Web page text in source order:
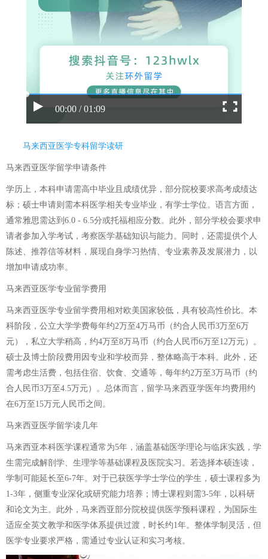
00:00 / 01:09
马来西亚医学专科留学读研
马来西亚医学留学申请条件
学历上，本科申请需高中毕业且成绩优异，部分院校要求高考成绩达
标；硕士申请则需本科医学相关专业毕业，有学士学位。语言方面，
通常雅思需达到6.0 - 6.5分或托福相应分数。此外，部分学校会要求申
请者参加入学考试，考察医学基础知识与能力。同时，还需提供个人
陈述、推荐信等材料，展现自身学习热情、专业素养及发展潜力，以
增加申请成功率。
马来西亚医学专业留学费用
马来西亚医学专业留学费用相对欧美国家较低，具有较高性价比。本
科阶段，公立大学学费每年约2万至4万马币（约合人民币3万至6万
元），私立大学稍高，约4万至8万马币（约合人民币6万至12万元）。
硕士及博士阶段费用因专业和学校而异，整体略高于本科。此外，还
需考虑生活费，包括住宿、饮食、交通等，每年约2万至3万马币（约
合人民币3万至4.5万元）。总体而言，留学马来西亚学医年均费用约
在6万至15万元人民币之间。
马来西亚医学留学读几年
马来西亚本科医学课程通常为5年，涵盖基础医学理论与临床实践，学
生需完成解剖学、生理学等基础课程及医院实习。若选择本硕连读，
学制可能延长至6-7年。对于已获医学学士学位的学生，硕士课程多为
1-3年，侧重专业深化或研究能力培养；博士课程则需3-5年，以科研
和论文为主。此外，马来西亚部分院校提供医学预科课程，为国际生
适应全英文教学和医学体系提供过渡，时长约1年。整体学制灵活，但
医学专业要求严格，需通过专业认证和实习考核。